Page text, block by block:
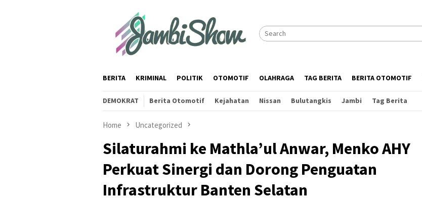
BERITA KRIMINAL POLITIK OTOMOTIF OLAHRAGA TAG BERITA BERITA OTOMOTIF
DEMOKRAT Berita Otomotif Kejahatan Nissan Bulutangkis Jambi Tag Berita
Home Uncategorized
Silaturahmi ke Mathla’ul Anwar, Menko AHY
Perkuat Sinergi dan Dorong Penguatan
Infrastruktur Banten Selatan